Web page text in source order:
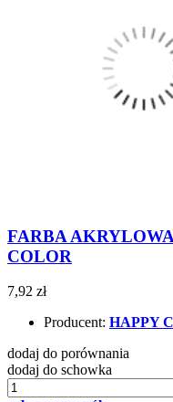
FARBA
COLOR
7,92 zł
Producent: HAPPY
dodaj do porównania
dodaj do schowka